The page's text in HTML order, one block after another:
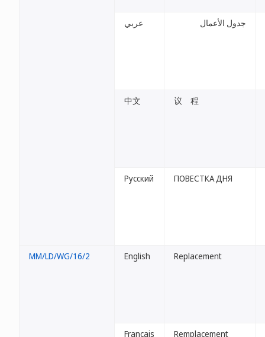
عربي جدول الأعمال
中文 议 程
Русский ПОВЕСТКА ДНЯ
MM/LD/WG/16/2 English Replacement
Français Remplacement